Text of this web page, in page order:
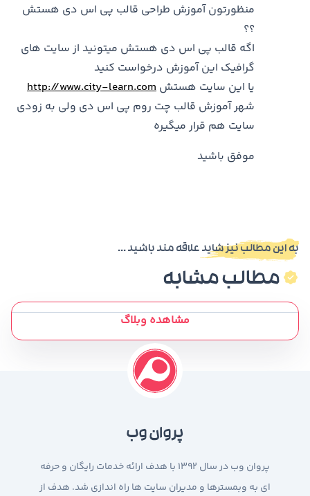
منظورتون آموزش طراحی قالب پی اس دی هستش
؟؟
اگه قالب پی اس دی هستش میتونید از سایت های
گرافیک این آموزش درخواست کنید
یا این سایت هستش http://www.city-learn.com
شهر آموزش قالب چت روم پی اس دی ولی به زودی
سایت هم قرار میگیره
موفق باشید
به این مطالب نیز شاید علاقه مند باشید ...
مطالب مشابه
مشاهده وبلاگ
پروان وب
پروان وب در سال 1392 با هدف ارائه خدمات رایگان و حرفه
ای به وبمسترها و مدیران سایت ها راه اندازی شد. هدف از